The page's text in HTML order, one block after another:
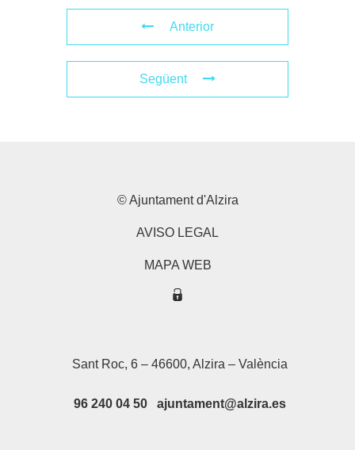
Anterior
Següent
© Ajuntament d'Alzira
AVISO LEGAL
MAPA WEB
Sant Roc, 6 – 46600, Alzira – València
96 240 04 50 ajuntament@alzira.es